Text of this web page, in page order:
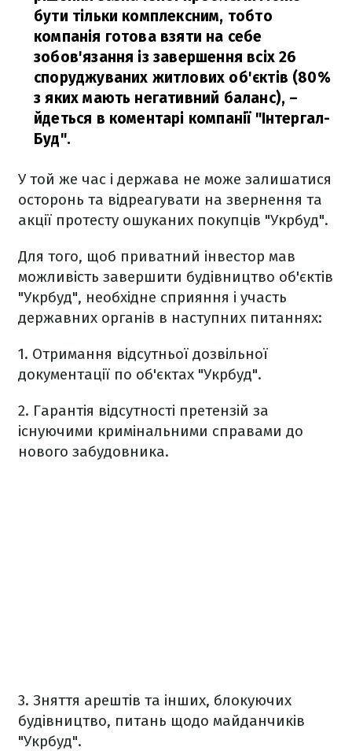
бути тільки комплексним, тобто
компанія готова взяти на себе
зобов'язання із завершення всіх 26
споруджуваних житлових об'єктів (80%
з яких мають негативний баланс), –
йдеться в коментарі компанії "Інтергал-
Буд".
У той же час і держава не може залишатися
осторонь та відреагувати на звернення та
акції протесту ошуканих покупців "Укрбуд".
Для того, щоб приватний інвестор мав
можливість завершити будівництво об'єктів
"Укрбуд", необхідне сприяння і участь
державних органів в наступних питаннях:
1. Отримання відсутньої дозвільної
документації по об'єктах "Укрбуд".
2. Гарантія відсутності претензій за
існуючими кримінальними справами до
нового забудовника.
3. Зняття арештів та інших, блокуючих
будівництво, питань щодо майданчиків
"Укрбуд".